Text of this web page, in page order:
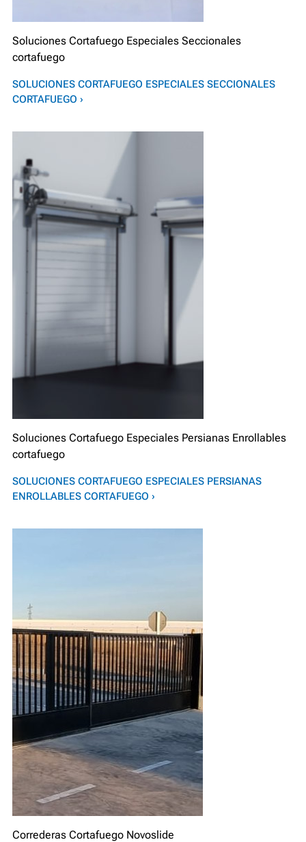
Soluciones Cortafuego Especiales Seccionales
cortafuego
SOLUCIONES CORTAFUEGO ESPECIALES SECCIONALES
CORTAFUEGO ›
Soluciones Cortafuego Especiales Persianas Enrollables
cortafuego
SOLUCIONES CORTAFUEGO ESPECIALES PERSIANAS
ENROLLABLES CORTAFUEGO ›
Correderas Cortafuego Novoslide